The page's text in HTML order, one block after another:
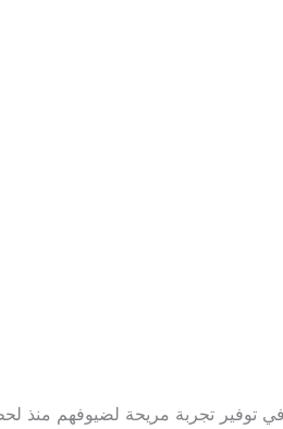
في توفير تجربة مريحة لضيوفهم